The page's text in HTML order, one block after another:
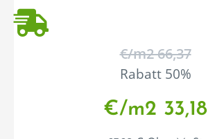
€/m2 66,37
Rabatt 50%
€/m2 33,18